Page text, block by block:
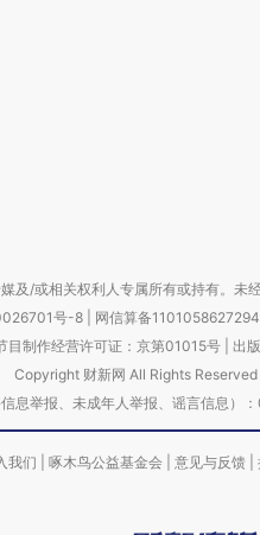
及/或相关权利人专属所有或持有。未
号-8 网信算备
目制作经营许可证：京第01015号| 出
Copyright 财新网 All Rights Reserved
信息举报、未成年人举报、谣言信息
我们 啄木鸟公益基金会 意见与反馈